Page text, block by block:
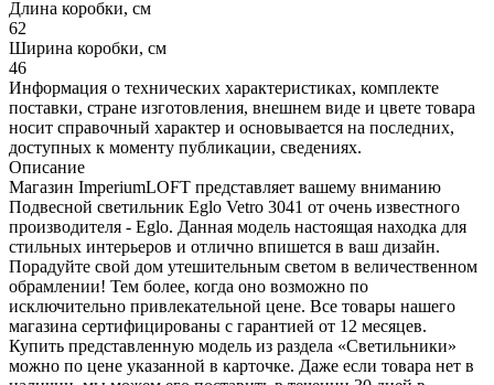
Длина коробки, см
62
Ширина коробки, см
46
Информация о технических характеристиках, комплекте
поставки, стране изготовления, внешнем виде и цвете товара
носит справочный характер и основывается на последних,
доступных к моменту публикации, сведениях.
Описание
Магазин ImperiumLOFT представляет вашему вниманию
Подвесной светильник Eglo Vetro 3041 от очень известного
производителя - Eglo. Данная модель настоящая находка для
стильных интерьеров и отлично впишется в ваш дизайн.
Порадуйте свой дом утешительным светом в величественном
обрамлении! Тем более, когда оно возможно по
исключительно привлекательной цене. Все товары нашего
магазина сертифицированы с гарантией от 12 месяцев.
Купить представленную модель из раздела «Светильники»
можно по цене указанной в карточке. Даже если товара нет в